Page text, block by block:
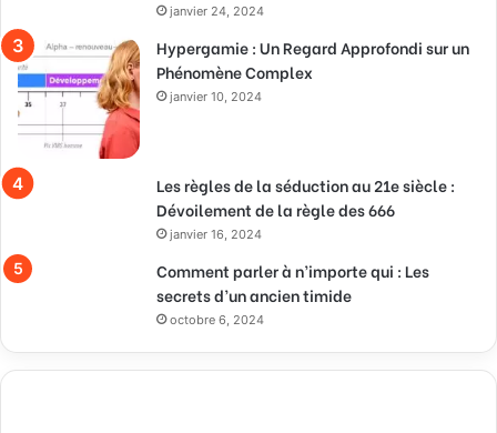
janvier 24, 2024
Hypergamie : Un Regard Approfondi sur un
Phénomène Complex
janvier 10, 2024
Les règles de la séduction au 21e siècle :
Dévoilement de la règle des 666
janvier 16, 2024
Comment parler à n’importe qui : Les
secrets d’un ancien timide
octobre 6, 2024